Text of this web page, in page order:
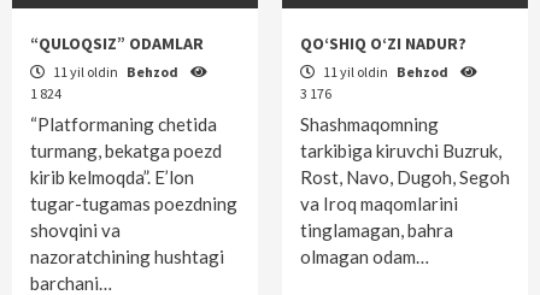
“QULOQSIZ” ODAMLAR
11 yil oldin Behzod
1 824
“Platformaning chetida
turmang, bekatga poezd
kirib kelmoqda”. E’lon
tugar-tugamas poezdning
shovqini va
nazoratchining hushtagi
barchani…
QO‘SHIQ O‘ZI NADUR?
11 yil oldin Behzod
3 176
Shashmaqomning
tarkibiga kiruvchi Buzruk,
Rost, Navo, Dugoh, Segoh
va Iroq maqomlarini
tinglamagan, bahra
olmagan odam…